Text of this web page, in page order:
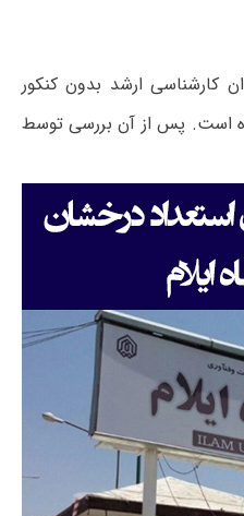
کارشناسی ارشد بدون کنکور
جمعه ۱۲ اسفند ماه است. پس از آن بررسی توسط